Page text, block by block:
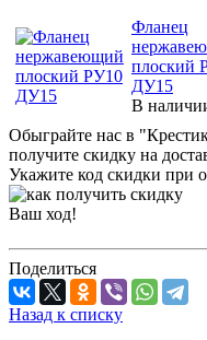
Фланец
плоский
ДУ15
В
Обыграйте нас в
получите скидку на
Укажите код скидки при
Ваш ход!
Поделиться
Назад к списку